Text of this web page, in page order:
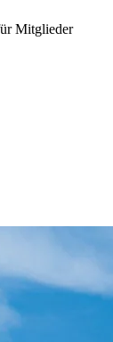
Mitglieder